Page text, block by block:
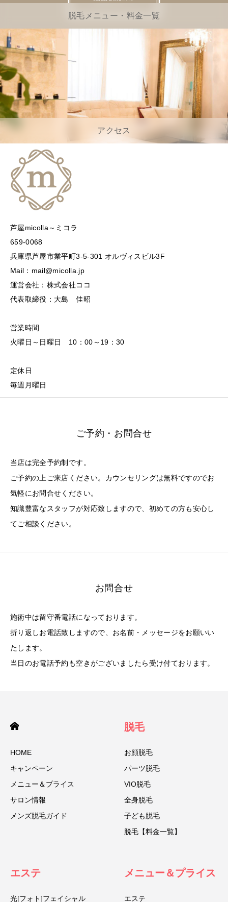
脱毛メニュー・料金一覧
アクセス
芦屋micolla～ミコラ
659-0068
兵庫県芦屋市業平町3-5-301 オルヴィスビル3F
Mail：mail@micolla.jp
運営会社：株式会社ココ
代表取締役：大島 佳昭
営業時間
火曜日～日曜日 10：00～19：30
定休日
毎週月曜日
ご予約・お問合せ
当店は完全予約制です。
ご予約の上ご来店ください。カウンセリングは無料ですのでお
気軽にお問合せください。
知識豊富なスタッフが対応致しますので、初めての方も安心し
てご相談ください。
お問合せ
施術中は留守番電話になっております。
折り返しお電話致しますので、お名前・メッセージをお願いい
たします。
当日のお電話予約も空きがございましたら受け付ております。
HOME
キャンペーン
メニュー＆プライス
サロン情報
メンズ脱毛ガイド
脱毛
お顔脱毛
パーツ脱毛
VIO脱毛
全身脱毛
子ども脱毛
脱毛【料金一覧】
エステ
光[フォト]フェイシャル
メニュー＆プライス
エステ